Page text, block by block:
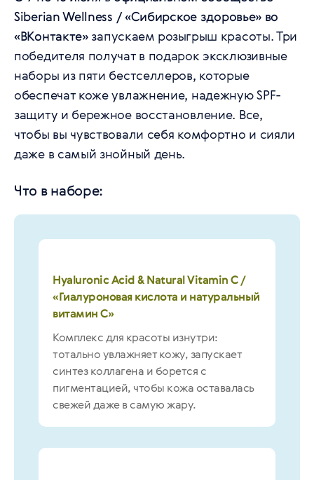
Siberian Wellness / «Сибирское здоровье» во
«ВКонтакте»запускаем розыгрыш красоты. Три
победителя получат в подарок эксклюзивные
наборы из пяти бестселлеров, которые
обеспечат коже увлажнение, надежную SPF-
защиту и бережное восстановление. Все,
чтобы вы чувствовали себя комфортно и сияли
даже в самый знойный день.
Что в наборе:
Hyaluronic Acid & Natural Vitamin C /
«Гиалуроновая кислота и натуральный
витамин С»
Комплекс для красоты изнутри:
тотально увлажняет кожу, запускает
синтез коллагена и борется с
пигментацией, чтобы кожа оставалась
свежей даже в самую жару.